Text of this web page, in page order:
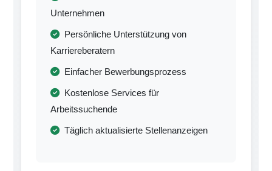
Unternehmen
Persönliche Unterstützung von
Karriereberatern
Einfacher Bewerbungsprozess
Kostenlose Services für
Arbeitssuchende
Täglich aktualisierte Stellenanzeigen